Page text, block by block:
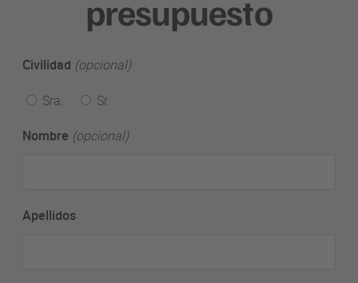
presupuesto
Civilidad (opcional)
Sra.
Sr.
Nombre (opcional)
Apellidos